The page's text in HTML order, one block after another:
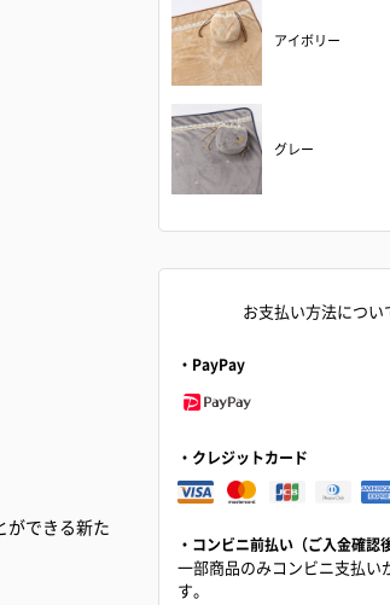
ができる新た
アイボリー
グレー
お支払い方法につい
・PayPay
・クレジットカード
・コンビニ前払い（ご入金確認
一部商品のみコンビニ支払い
す。